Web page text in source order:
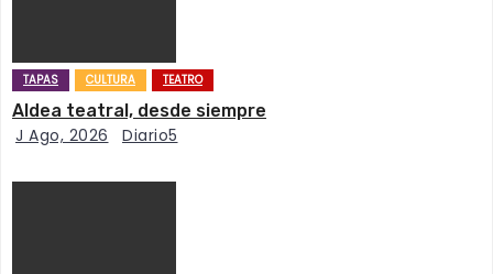
n
d
TAPAS CULTURA TEATRO
Aldea teatral, desde siempre
J Ago, 2026 Diario5